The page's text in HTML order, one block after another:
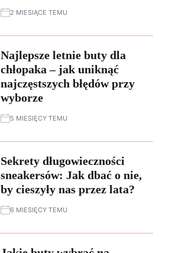
2 MIESIĄCE TEMU
Najlepsze letnie buty dla
chłopaka – jak uniknąć
najczęstszych błędów przy
wyborze
5 MIESIĘCY TEMU
Sekrety długowieczności
sneakersów: Jak dbać o nie,
by cieszyły nas przez lata?
6 MIESIĘCY TEMU